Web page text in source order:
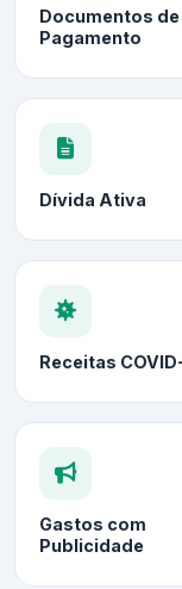
Documentos de
Pagamento
Dívida Ativa
Receitas
Gastos com
Publicidade